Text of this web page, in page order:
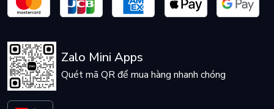
Zalo Mini Apps
Quét mã QR để mua hàng nhanh chóng